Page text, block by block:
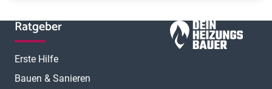
Ratgeber
Erste Hilfe
Bauen & Sanieren